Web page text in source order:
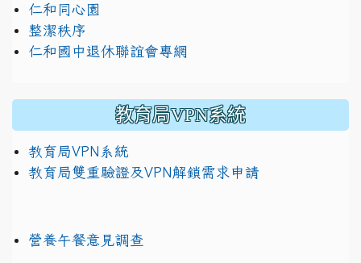
仁和同心園
整潔秩序
仁和國中退休聯誼會專網
教育局VPN系統
教育局VPN系統
教育局雙重驗證及VPN解鎖需求申請
營養午餐意見調查